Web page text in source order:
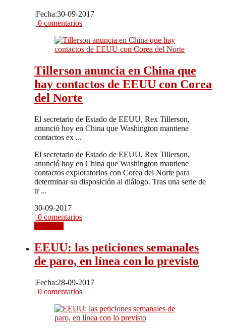
|Fecha:30-09-2017
| 0 comentarios
Tillerson anuncia en China que
hay contactos de EEUU con Corea
del Norte
El secretario de Estado de EEUU, Rex Tillerson,
anunció hoy en China que Washington mantiene
contactos ex ...
El secretario de Estado de EEUU, Rex Tillerson,
anunció hoy en China que Washington mantiene
contactos exploratorios con Corea del Norte para
determinar su disposición al diálogo. Tras una serie de
tr ...
30-09-2017
| 0 comentarios
EEUU: las peticiones semanales
de paro, en línea con lo previsto
|Fecha:28-09-2017
| 0 comentarios